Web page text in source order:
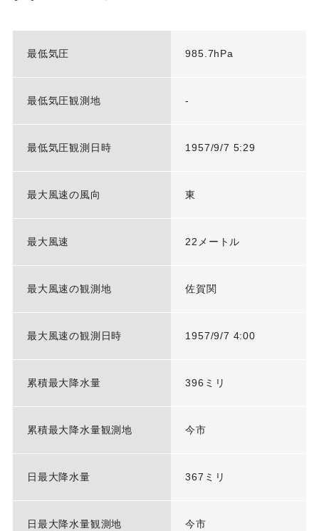
最低気圧 985.7hPa
最低気圧観測地 -
最低気圧観測日時 1957/9/7 5:29
最大風速の風向 東
最大風速 22メートル
最大風速の観測地 佐賀関
最大風速の観測日時 1957/9/7 4:00
累積最大降水量 396ミリ
累積最大降水量観測地 今市
日最大降水量 367ミリ
日最大降水量観測地 今市